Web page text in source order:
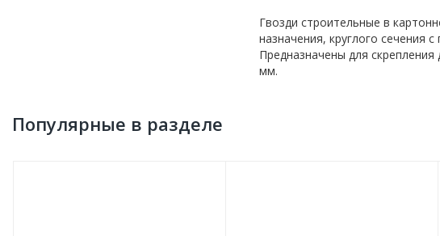
Гвозди строительные в
назначения, круглого сечения
Предназначены для
мм.
Популярные в разделе